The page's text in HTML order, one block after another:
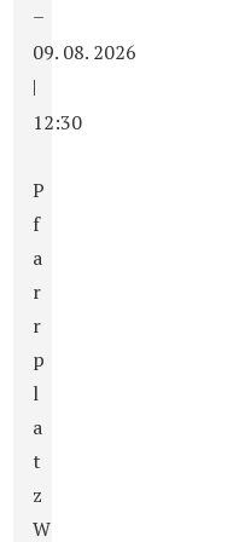
–
09. 08. 2026
|
12:30
P
f
a
r
r
p
l
a
t
z
W